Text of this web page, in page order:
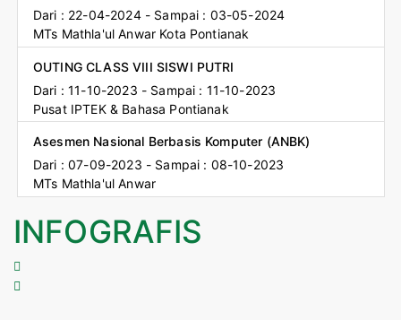
Dari : 22-04-2024 - Sampai : 03-05-2024
MTs Mathla'ul Anwar Kota Pontianak
OUTING CLASS VIII SISWI PUTRI
Dari : 11-10-2023 - Sampai : 11-10-2023
Pusat IPTEK & Bahasa Pontianak
Asesmen Nasional Berbasis Komputer (ANBK)
Dari : 07-09-2023 - Sampai : 08-10-2023
MTs Mathla'ul Anwar
INFOGRAFIS